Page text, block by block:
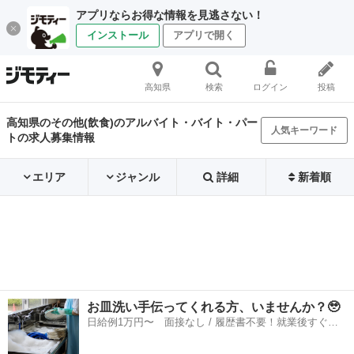
アプリならお得な情報を見逃さない！
インストール アプリで開く
高知県 検索 ログイン 投稿
高知県のその他(飲食)のアルバイト・バイト・パー
トの求人募集情報
人気キーワード
エリア ジャンル 詳細 新着順
お皿洗い手伝ってくれる方、いませんか？🥹
日給例1万円〜 面接なし / 履歴書不要！就業後すぐに